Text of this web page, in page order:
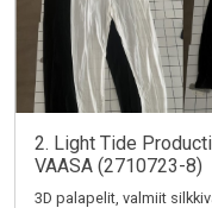
2. Light Tide
VAASA (2710723-8)
3D palapelit, valmiit